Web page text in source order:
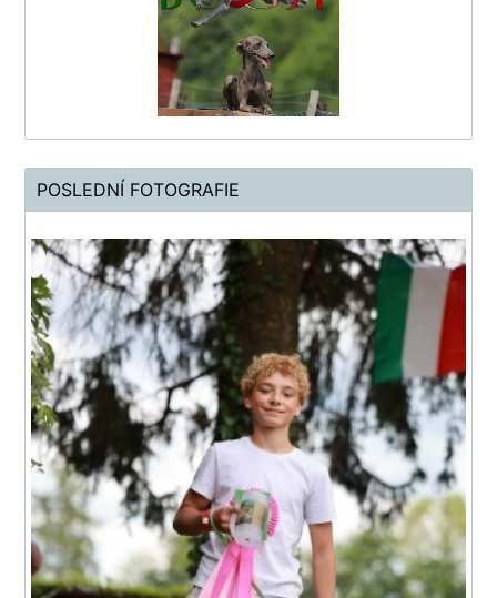
POSLEDNÍ FOTOGRAFIE